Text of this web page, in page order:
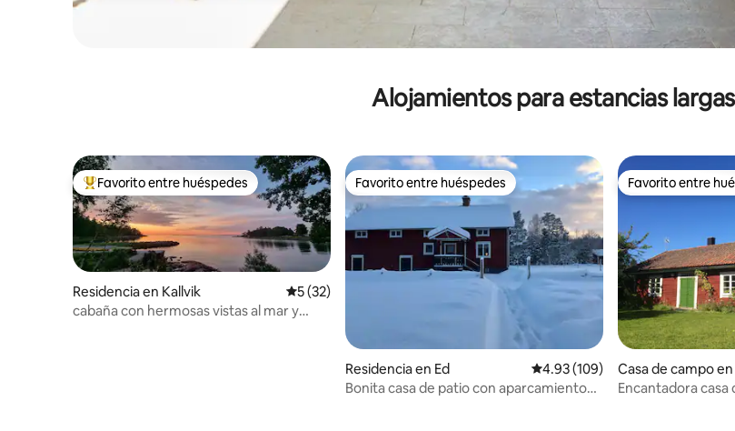
Alojamientos para estancias
De los mejores en Favorito entre huéspedes
Favorito entre huéspedes
Residencia en Kallvik Calificación promedio: 5 de 5; 32 evaluaciones
5 (32)
cabaña con hermosas vistas al mar y
Favorito entre huéspedes
Favorito entre huéspedes
Residencia en Ed Calificación promedio: 4.93 de
4.93 (109)
Bonita casa de patio con aparcamiento
Favorito entre
Favorito entre
Casa de campo
d
Encantadora casa